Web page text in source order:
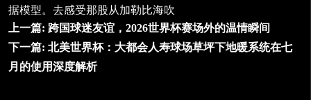
据模型。去感受那股从加勒比海吹
上一篇: 跨国球迷友谊，2026世界杯赛场外的温情瞬间
下一篇: 北美世界杯：大都会人寿球场草坪下地暖系统在七
月的使用深度解析